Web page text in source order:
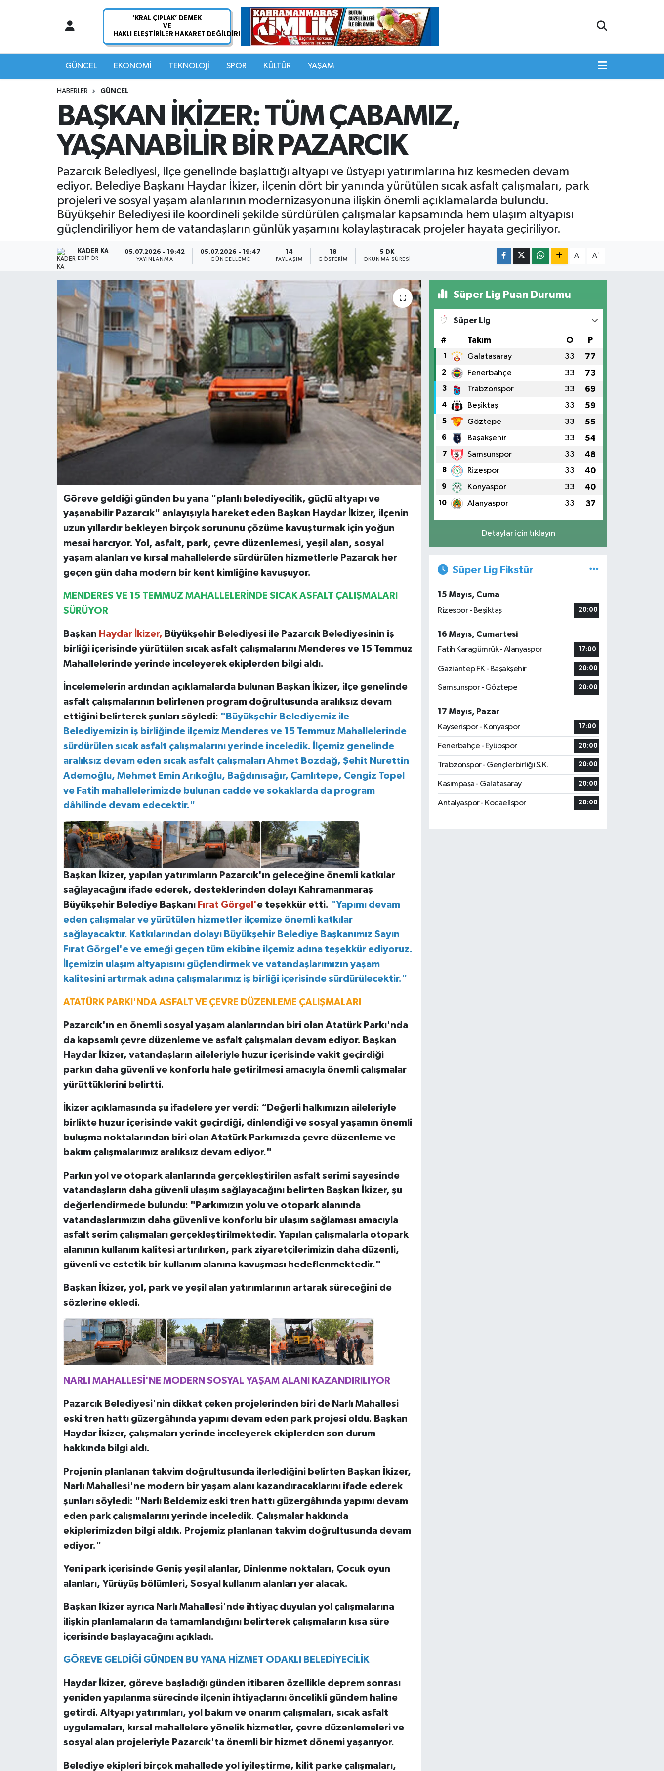
GÜNCEL EKONOMİ TEKNOLOJİ SPOR KÜLTÜR YAŞAM
HABERLER GÜNCEL
BAŞKAN İKİZER: TÜM ÇABAMIZ,
YAŞANABİLİR BİR PAZARCIK
Pazarcık Belediyesi, ilçe genelinde başlattığı altyapı ve üstyapı yatırımlarına hız kesmeden devam
ediyor. Belediye Başkanı Haydar İkizer, ilçenin dört bir yanında yürütülen sıcak asfalt çalışmaları, park
projeleri ve sosyal yaşam alanlarının modernizasyonuna ilişkin önemli açıklamalarda bulundu.
Büyükşehir Belediyesi ile koordineli şekilde sürdürülen çalışmalar kapsamında hem ulaşım altyapısı
güçlendiriliyor hem de vatandaşların günlük yaşamını kolaylaştıracak projeler hayata geçiriliyor.
KADER KA
EDITÖR
05.07.2026 - 19:42
YAYINLANMA
05.07.2026 - 19:47
GÜNCELLEME
14
PAYLAŞIM
18
GÖSTERIM
5 DK
OKUNMA SÜRESI
A- A+
Göreve geldiği günden bu yana "planlı belediyecilik, güçlü altyapı ve
yaşanabilir Pazarcık" anlayışıyla hareket eden Başkan Haydar İkizer, ilçenin
uzun yıllardır bekleyen birçok sorununu çözüme kavuşturmak için yoğun
mesai harcıyor. Yol, asfalt, park, çevre düzenlemesi, yeşil alan, sosyal
yaşam alanları ve kırsal mahallelerde sürdürülen hizmetlerle Pazarcık her
geçen gün daha modern bir kent kimliğine kavuşuyor.
MENDERES VE 15 TEMMUZ MAHALLELERİNDE SICAK ASFALT ÇALIŞMALARI
SÜRÜYOR
Başkan Haydar İkizer, Büyükşehir Belediyesi ile Pazarcık Belediyesinin iş
birliği içerisinde yürütülen sıcak asfalt çalışmalarını Menderes ve 15 Temmuz
Mahallelerinde yerinde inceleyerek ekiplerden bilgi aldı.
İncelemelerin ardından açıklamalarda bulunan Başkan İkizer, ilçe genelinde
asfalt çalışmalarının belirlenen program doğrultusunda aralıksız devam
ettiğini belirterek şunları söyledi: "Büyükşehir Belediyemiz ile
Belediyemizin iş birliğinde ilçemiz Menderes ve 15 Temmuz Mahallelerinde
sürdürülen sıcak asfalt çalışmalarını yerinde inceledik. İlçemiz genelinde
aralıksız devam eden sıcak asfalt çalışmaları Ahmet Bozdağ, Şehit Nurettin
Ademoğlu, Mehmet Emin Arıkoğlu, Bağdınısağır, Çamlıtepe, Cengiz Topel
ve Fatih mahallelerimizde bulunan cadde ve sokaklarda da program
dâhilinde devam edecektir."
Başkan İkizer, yapılan yatırımların Pazarcık'ın geleceğine önemli katkılar
sağlayacağını ifade ederek, desteklerinden dolayı Kahramanmaraş
Büyükşehir Belediye Başkanı Fırat Görgel'e teşekkür etti. "Yapımı devam
eden çalışmalar ve yürütülen hizmetler ilçemize önemli katkılar
sağlayacaktır. Katkılarından dolayı Büyükşehir Belediye Başkanımız Sayın
Fırat Görgel'e ve emeği geçen tüm ekibine ilçemiz adına teşekkür ediyoruz.
İlçemizin ulaşım altyapısını güçlendirmek ve vatandaşlarımızın yaşam
kalitesini artırmak adına çalışmalarımız iş birliği içerisinde sürdürülecektir."
ATATÜRK PARKI'NDA ASFALT VE ÇEVRE DÜZENLEME ÇALIŞMALARI
Pazarcık'ın en önemli sosyal yaşam alanlarından biri olan Atatürk Parkı'nda
da kapsamlı çevre düzenleme ve asfalt çalışmaları devam ediyor. Başkan
Haydar İkizer, vatandaşların aileleriyle huzur içerisinde vakit geçirdiği
parkın daha güvenli ve konforlu hale getirilmesi amacıyla önemli çalışmalar
yürüttüklerini belirtti.
İkizer açıklamasında şu ifadelere yer verdi: “Değerli halkımızın aileleriyle
birlikte huzur içerisinde vakit geçirdiği, dinlendiği ve sosyal yaşamın önemli
buluşma noktalarından biri olan Atatürk Parkımızda çevre düzenleme ve
bakım çalışmalarımız aralıksız devam ediyor."
Parkın yol ve otopark alanlarında gerçekleştirilen asfalt serimi sayesinde
vatandaşların daha güvenli ulaşım sağlayacağını belirten Başkan İkizer, şu
değerlendirmede bulundu: "Parkımızın yolu ve otopark alanında
vatandaşlarımızın daha güvenli ve konforlu bir ulaşım sağlaması amacıyla
asfalt serim çalışmaları gerçekleştirilmektedir. Yapılan çalışmalarla otopark
alanının kullanım kalitesi artırılırken, park ziyaretçilerimizin daha düzenli,
güvenli ve estetik bir kullanım alanına kavuşması hedeflenmektedir."
Başkan İkizer, yol, park ve yeşil alan yatırımlarının artarak süreceğini de
sözlerine ekledi.
NARLI MAHALLESİ'NE MODERN SOSYAL YAŞAM ALANI KAZANDIRILIYOR
Pazarcık Belediyesi'nin dikkat çeken projelerinden biri de Narlı Mahallesi
eski tren hattı güzergâhında yapımı devam eden park projesi oldu. Başkan
Haydar İkizer, çalışmaları yerinde inceleyerek ekiplerden son durum
hakkında bilgi aldı.
Projenin planlanan takvim doğrultusunda ilerlediğini belirten Başkan İkizer,
Narlı Mahallesi'ne modern bir yaşam alanı kazandıracaklarını ifade ederek
şunları söyledi: "Narlı Beldemiz eski tren hattı güzergâhında yapımı devam
eden park çalışmalarını yerinde inceledik. Çalışmalar hakkında
ekiplerimizden bilgi aldık. Projemiz planlanan takvim doğrultusunda devam
ediyor."
Yeni park içerisinde Geniş yeşil alanlar, Dinlenme noktaları, Çocuk oyun
alanları, Yürüyüş bölümleri, Sosyal kullanım alanları yer alacak.
Başkan İkizer ayrıca Narlı Mahallesi'nde ihtiyaç duyulan yol çalışmalarına
ilişkin planlamaların da tamamlandığını belirterek çalışmaların kısa süre
içerisinde başlayacağını açıkladı.
GÖREVE GELDİĞİ GÜNDEN BU YANA HİZMET ODAKLI BELEDİYECİLİK
Haydar İkizer, göreve başladığı günden itibaren özellikle deprem sonrası
yeniden yapılanma sürecinde ilçenin ihtiyaçlarını öncelikli gündem haline
getirdi. Altyapı yatırımları, yol bakım ve onarım çalışmaları, sıcak asfalt
uygulamaları, kırsal mahallelere yönelik hizmetler, çevre düzenlemeleri ve
sosyal alan projeleriyle Pazarcık'ta önemli bir hizmet dönemi yaşanıyor.
Belediye ekipleri birçok mahallede yol iyileştirme, kilit parke çalışmaları,
Süper Lig Puan Durumu
Süper Lig
# Takım O P
1 Galatasaray 33 77
2 Fenerbahçe 33 73
3 Trabzonspor 33 69
4 Beşiktaş 33 59
5 Göztepe 33 55
6 Başakşehir 33 54
7 Samsunspor 33 48
8 Rizespor 33 40
9 Konyaspor 33 40
10 Alanyaspor 33 37
Detaylar için tıklayın
Süper Lig Fikstür
15 Mayıs, Cuma
Rizespor - Beşiktaş
20:00
16 Mayıs, Cumartesi
Fatih Karagümrük - Alanyaspor
17:00
Gaziantep FK - Başakşehir 20:00
Samsunspor - Göztepe 20:00
17 Mayıs, Pazar
Kayserispor - Konyaspor
17:00
Fenerbahçe - Eyüpspor 20:00
Trabzonspor - Gençlerbirliği S.K. 20:00
Kasımpaşa - Galatasaray 20:00
Antalyaspor - Kocaelispor 20:00
Hava Durumu
Namaz Vakitleri
Trafik Durumu
Süper Lig Puan Durumu ve Fikstür
Son Dakika Haberleri
Haber Arşivi